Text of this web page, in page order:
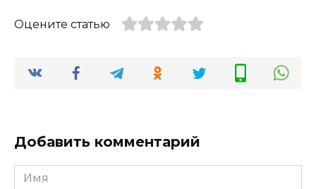
Оцените статью
Добавить комментарий
Имя